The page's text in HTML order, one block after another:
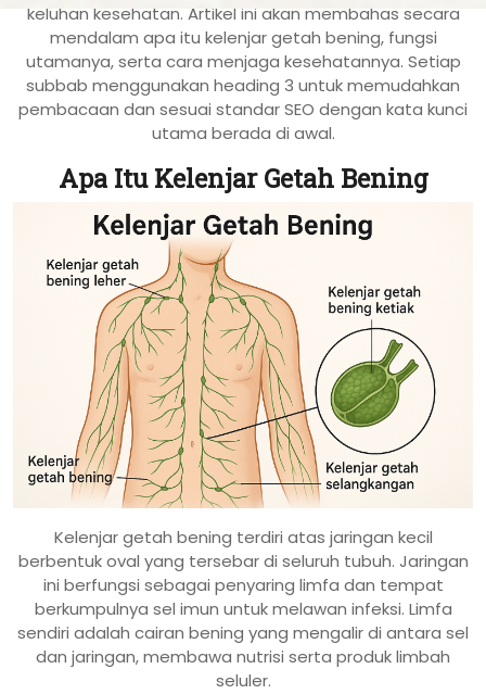
keluhan kesehatan. Artikel ini akan membahas secara
mendalam apa itu kelenjar getah bening, fungsi
utamanya, serta cara menjaga kesehatannya. Setiap
subbab menggunakan heading 3 untuk memudahkan
pembacaan dan sesuai standar SEO dengan kata kunci
utama berada di awal.
Apa Itu Kelenjar Getah Bening
Kelenjar getah bening terdiri atas jaringan kecil
berbentuk oval yang tersebar di seluruh tubuh. Jaringan
ini berfungsi sebagai penyaring limfa dan tempat
berkumpulnya sel imun untuk melawan infeksi. Limfa
sendiri adalah cairan bening yang mengalir di antara sel
dan jaringan, membawa nutrisi serta produk limbah
seluler.